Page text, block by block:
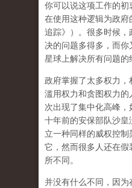
你可以说这项工作的
在使用这种逻辑为政
追踪》）。 很多时候，
决的问题多得多，而
星球上解决所有问题的
政府掌握了太多权力
滥用权力和贪图权力
次出现了集中化高峰，
十年前的安保部队沙
立一种同样的威权控
它，然而很多人还在
所不同。
并没有什么不同，因